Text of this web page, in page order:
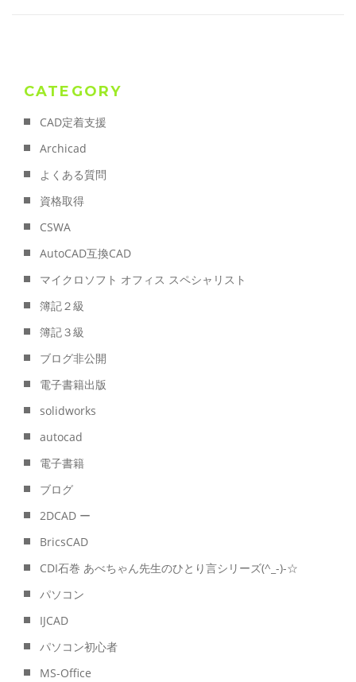
CATEGORY
CAD定着支援
Archicad
よくある質問
資格取得
CSWA
AutoCAD互換CAD
マイクロソフト オフィス スペシャリスト
簿記２級
簿記３級
ブログ非公開
電子書籍出版
solidworks
autocad
電子書籍
ブログ
2DCAD ー
BricsCAD
CDI石巻 あべちゃん先生のひとり言シリーズ(^_-)-☆
パソコン
IJCAD
パソコン初心者
MS-Office